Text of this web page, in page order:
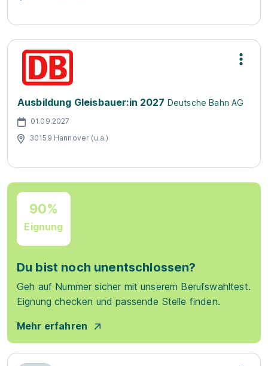
Ausbildung Gleisbauer:in 2027 Deutsche Bahn AG
01.09.2027
30159 Hannover (u.a.)
90%
Eignung
Du bist noch unentschlossen?
Geh auf Nummer sicher mit unserem Berufswahltest.
Eignung checken und passende Stelle finden.
Mehr erfahren